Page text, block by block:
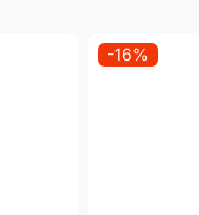
-16%